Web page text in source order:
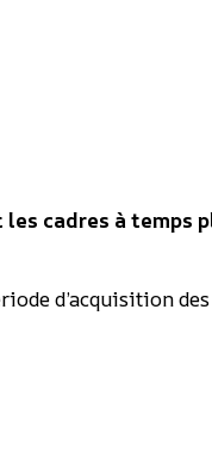
cadres à temps
d’acquisition